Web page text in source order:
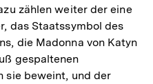
zählen weiter der eine
das Staatssymbol des
die Madonna von Katyn
gespaltenen
sie beweint, und der